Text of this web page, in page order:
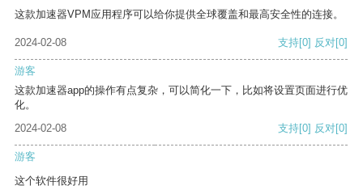
这款加速器VPM应用程序可以给你提供全球覆盖和最高安全性的连接。
2024-02-08 支持[0] 反对[0]
游客
这款加速器app的操作有点复杂，可以简化一下，比如将设置页面进行优
化。
2024-02-08
支持[0] 反对[0]
游客
这个软件很好用